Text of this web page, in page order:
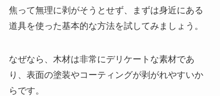
焦って無理に剥がそうとせず、まずは身近にある
道具を使った基本的な方法を試してみましょう。
なぜなら、木材は非常にデリケートな素材であ
り、表面の塗装やコーティングが剥がれやすいか
らです。